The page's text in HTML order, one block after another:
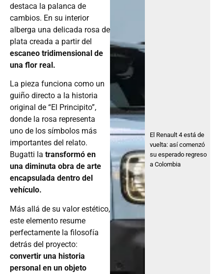
destaca la palanca de
cambios. En su interior
alberga una delicada rosa de
plata creada a partir del
escaneo tridimensional de
una flor real.
La pieza funciona como un
guiño directo a la historia
original de “El Principito”,
donde la rosa representa
uno de los símbolos más
importantes del relato.
Bugatti la transformó en
una diminuta obra de arte
encapsulada dentro del
vehículo.
Más allá de su valor estético,
este elemento resume
perfectamente la filosofía
detrás del proyecto:
convertir una historia
personal en un objeto
El Renault 4 está de
vuelta: así comenzó
su esperado regreso
a Colombia